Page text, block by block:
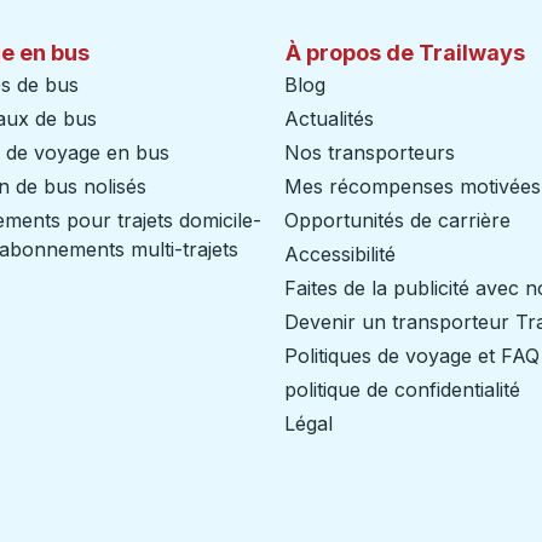
en bus
de bus
de bus
de voyage en bus
de bus nolisés
pour trajets domicile-
multi-trajets
À propos de Trailways
Blog
Actualités
Nos transporteurs
Mes récompenses motivées
Opportunités de carrière
Accessibilité
Faites de la publicité avec
Devenir un transporteur
Politiques de voyage et FAQ
politique de confidentialité
Légal